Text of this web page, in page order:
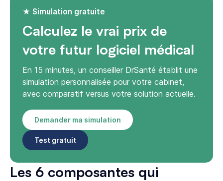
★ Simulation gratuite
Calculez le vrai prix de
votre futur logiciel médical
En 15 minutes, un conseiller DrSanté établit une
simulation personnalisée pour votre cabinet,
avec comparatif versus votre solution actuelle.
Demander ma simulation
Test gratuit
Les 6 composantes qui